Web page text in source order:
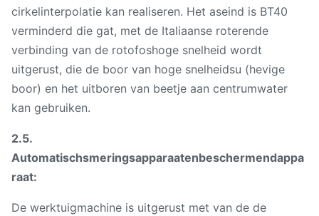
cirkelinterpolatie kan realiseren. Het aseind is BT40
verminderd die gat, met de Italiaanse roterende
verbinding van de rotofoshoge snelheid wordt
uitgerust, die de boor van hoge snelheidsu (hevige
boor) en het uitboren van beetje aan centrumwater
kan gebruiken.
2.5.
Automatischsmeringsapparaatenbeschermendappa
raat:
De werktuigmachine is uitgerust met van de de